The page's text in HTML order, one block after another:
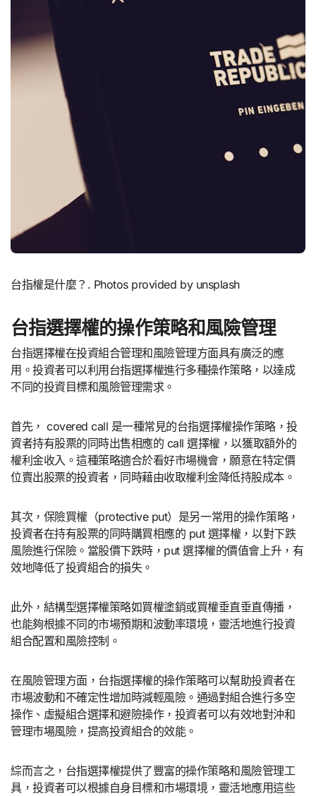
台指權是什麼？. Photos provided by unsplash
台指選擇權的操作策略和風險管理
台指選擇權在投資組合管理和風險管理方面具有廣泛的應
用。投資者可以利用台指選擇權進行多種操作策略，以達成
不同的投資目標和風險管理需求。
首先， covered call 是一種常見的台指選擇權操作策略，投
資者持有股票的同時出售相應的 call 選擇權，以獲取額外的
權利金收入。這種策略適合於看好市場機會，願意在特定價
位賣出股票的投資者，同時藉由收取權利金降低持股成本。
其次，保險買權（protective put）是另一常用的操作策略，
投資者在持有股票的同時購買相應的 put 選擇權，以對下跌
風險進行保險。當股價下跌時，put 選擇權的價值會上升，有
效地降低了投資組合的損失。
此外，結構型選擇權策略如買權塗銷或買權垂直垂直傳播，
也能夠根據不同的市場預期和波動率環境，靈活地進行投資
組合配置和風險控制。
在風險管理方面，台指選擇權的操作策略可以幫助投資者在
市場波動和不確定性增加時減輕風險。通過對組合進行多空
操作、虛擬組合選擇和避險操作，投資者可以有效地對沖和
管理市場風險，提高投資組合的效能。
綜而言之，台指選擇權提供了豐富的操作策略和風險管理工
具，投資者可以根據自身目標和市場環境，靈活地應用這些